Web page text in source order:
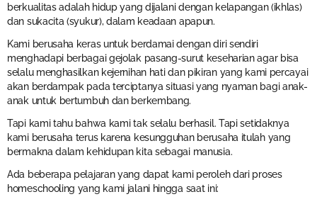
berkualitas adalah hidup yang dijalani dengan kelapangan (ikhlas)
dan sukacita (syukur), dalam keadaan apapun.
Kami berusaha keras untuk berdamai dengan diri sendiri
menghadapi berbagai gejolak pasang-surut keseharian agar bisa
selalu menghasilkan kejernihan hati dan pikiran yang kami percayai
akan berdampak pada terciptanya situasi yang nyaman bagi anak-
anak untuk bertumbuh dan berkembang.
Tapi kami tahu bahwa kami tak selalu berhasil. Tapi setidaknya
kami berusaha terus karena kesungguhan berusaha itulah yang
bermakna dalam kehidupan kita sebagai manusia.
Ada beberapa pelajaran yang dapat kami peroleh dari proses
homeschooling yang kami jalani hingga saat ini: